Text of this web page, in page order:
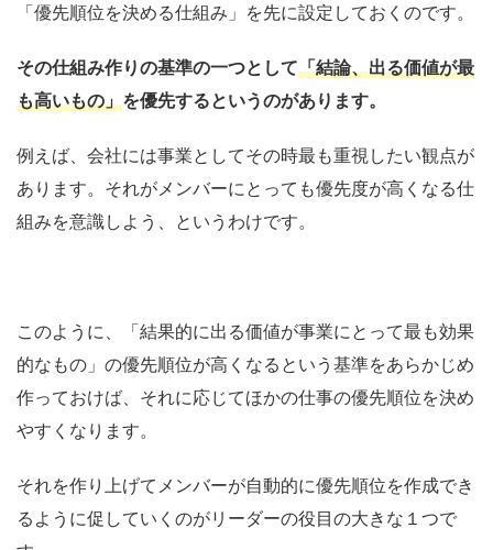
「優先順位を決める仕組み」を先に設定しておくのです。
その仕組み作りの基準の一つとして「結論、出る価値が最
も高いもの」を優先するというのがあります。
例えば、会社には事業としてその時最も重視したい観点が
あります。それがメンバーにとっても優先度が高くなる仕
組みを意識しよう、というわけです。
このように、「結果的に出る価値が事業にとって最も効果
的なもの」の優先順位が高くなるという基準をあらかじめ
作っておけば、それに応じてほかの仕事の優先順位を決め
やすくなります。
それを作り上げてメンバーが自動的に優先順位を作成でき
るように促していくのがリーダーの役目の大きな１つで